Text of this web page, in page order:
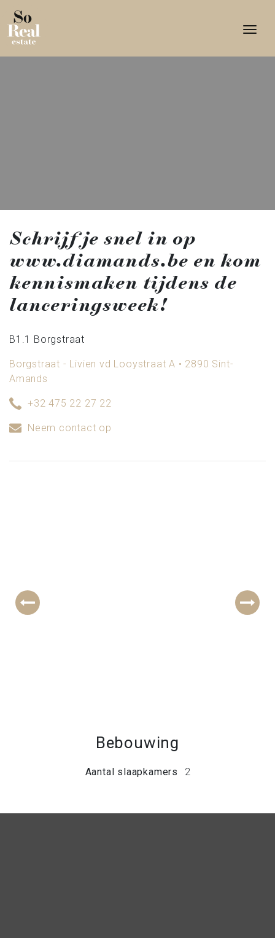
Schrijf je snel in op
www.diamands.be en kom
kennismaken tijdens de
lanceringsweek!
B1.1 Borgstraat
Borgstraat - Livien vd Looystraat A • 2890 Sint-
Amands
+32 475 22 27 22
Neem contact op
Bebouwing
Aantal slaapkamers 2